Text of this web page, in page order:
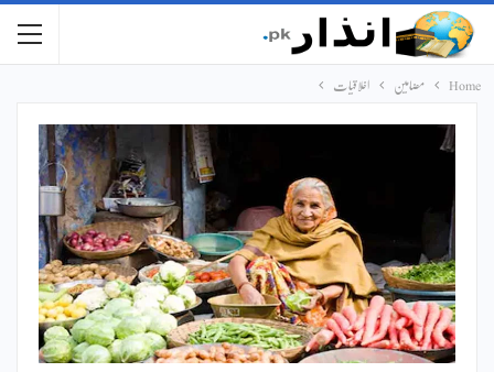
Home مضامین اخلاقیات